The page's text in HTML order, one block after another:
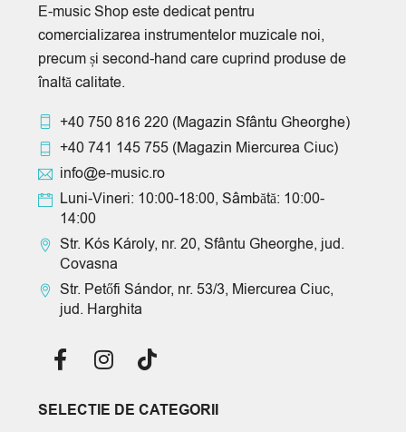
E-music Shop este dedicat pentru
comercializarea instrumentelor muzicale noi,
precum și second-hand care cuprind produse de
înaltă calitate.
+40 750 816 220 (Magazin Sfântu Gheorghe)
+40 741 145 755 (Magazin Miercurea Ciuc)
info@e-music.ro
Luni-Vineri: 10:00-18:00, Sâmbătă: 10:00-
14:00
Str. Kós Károly, nr. 20, Sfântu Gheorghe, jud.
Covasna
Str. Petőfi Sándor, nr. 53/3, Miercurea Ciuc,
jud. Harghita
SELECTIE DE CATEGORII